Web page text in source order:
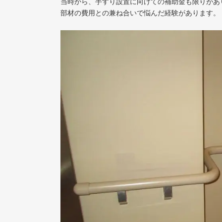
部材の費用との兼ね合いで悩んだ経験があります。